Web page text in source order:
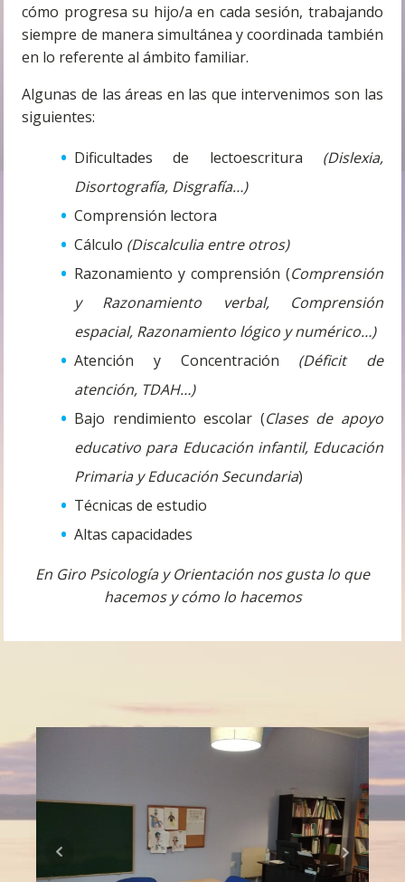
cómo progresa su hijo/a en cada sesión, trabajando
siempre de manera simultánea y coordinada también
en lo referente al ámbito familiar.
Algunas de las áreas en las que intervenimos son las
siguientes:
Dificultades de lectoescritura (Dislexia,
Disortografía, Disgrafía…)
Comprensión lectora
Cálculo (Discalculia entre otros)
Razonamiento y comprensión (Comprensión
y Razonamiento verbal, Comprensión
espacial, Razonamiento lógico y numérico…)
Atención y Concentración (Déficit de
atención, TDAH…)
Bajo rendimiento escolar (Clases de apoyo
educativo para Educación infantil, Educación
Primaria y Educación Secundaria)
Técnicas de estudio
Altas capacidades
En Giro Psicología y Orientación nos gusta lo que
hacemos y cómo lo hacemos